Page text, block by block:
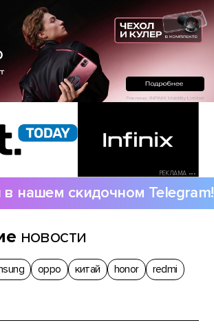
РЕКЛАМА •••
нашем скидочном Telegram!
новости
oppo китай honor
redmi